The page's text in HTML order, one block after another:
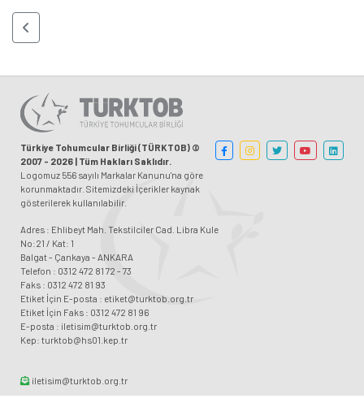
Türkiye Tohumcular Birliği (TÜRKTOB) ©
2007 - 2026 | Tüm Hakları Saklıdır.
Logomuz 556 sayılı Markalar Kanunu'na göre
korunmaktadır. Sitemizdeki İçerikler kaynak
gösterilerek kullanılabilir.
Adres : Ehlibeyt Mah. Tekstilciler Cad. Libra Kule
No:21 / Kat: 1
Balgat - Çankaya - ANKARA
Telefon : 0312 472 81 72 - 73
Faks : 0312 472 81 93
Etiket İçin E-posta : etiket@turktob.org.tr
Etiket İçin Faks : 0312 472 81 96
E-posta : iletisim@turktob.org.tr
Kep: turktob@hs01.kep.tr
iletisim@turktob.org.tr